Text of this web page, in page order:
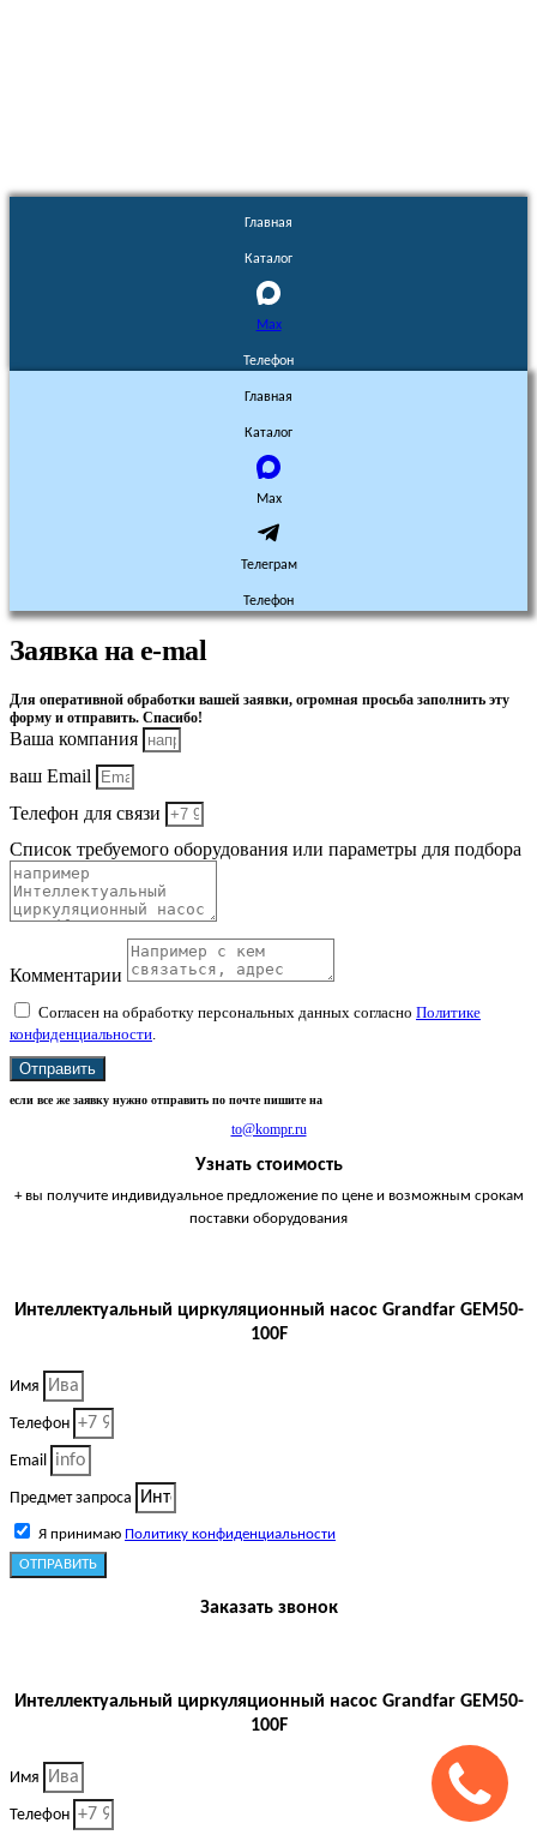
Главная
Каталог
Max
Телефон
Главная
Каталог
Max
Телеграм
Телефон
Заявка на e-mal
Для оперативной обработки вашей заявки, огромная просьба заполнить эту
форму и отправить. Спасибо!
Ваша компания
ваш Email
Телефон для связи
Список требуемого оборудования или параметры для подбора
Комментарии
Согласен на обработку персональных данных согласно Политике
конфиденциальности
Отправить
если все же заявку нужно отправить по почте пишите на
to@kompr.ru
Узнать стоимость
+ вы получите индивидуальное предложение по цене и возможным срокам
поставки оборудования
Интеллектуальный циркуляционный насос Grandfar GEM50-
100F
Имя
Телефон
Email
Предмет запроса
Я принимаю Политику конфиденциальности
ОТПРАВИТЬ
Заказать звонок
Интеллектуальный циркуляционный насос Grandfar GEM50-
100F
Имя
Телефон